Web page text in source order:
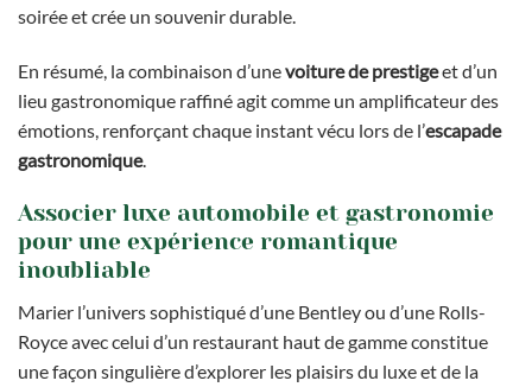
soirée et crée un souvenir durable.
En résumé, la combinaison d’unevoiture de prestigeet d’un
lieu gastronomique raffiné agit comme un amplificateur des
émotions, renforçant chaque instant vécu lors de l’escapade
gastronomique.
Associer luxe automobile et gastronomie
pour une expérience romantique
inoubliable
Marier l’univers sophistiqué d’une Bentley ou d’une Rolls-
Royce avec celui d’un restaurant haut de gamme constitue
une façon singulière d’explorer les plaisirs du luxe et de la